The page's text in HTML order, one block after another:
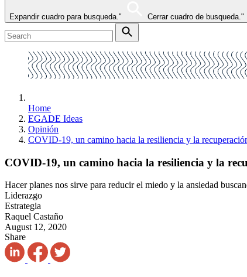
Expandir cuadro para busqueda." Cerrar cuadro de busqueda."
Home
EGADE Ideas
Opinión
COVID-19, un camino hacia la resiliencia y la
COVID-19, un camino hacia la resiliencia y la
Hacer planes nos sirve para reducir el miedo y la ansiedad
Liderazgo
Estrategia
Raquel Castaño
August 12, 2020
Share